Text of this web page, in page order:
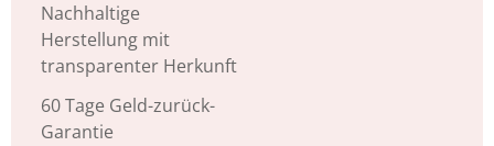
Nachhaltige
Herstellung mit
transparenter Herkunft
60 Tage Geld-zurück-
Garantie